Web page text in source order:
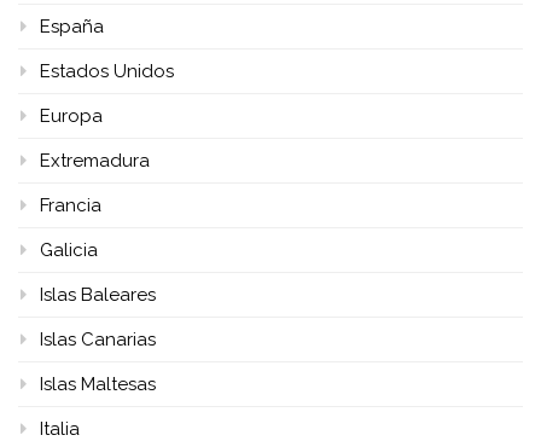
España
Estados Unidos
Europa
Extremadura
Francia
Galicia
Islas Baleares
Islas Canarias
Islas Maltesas
Italia